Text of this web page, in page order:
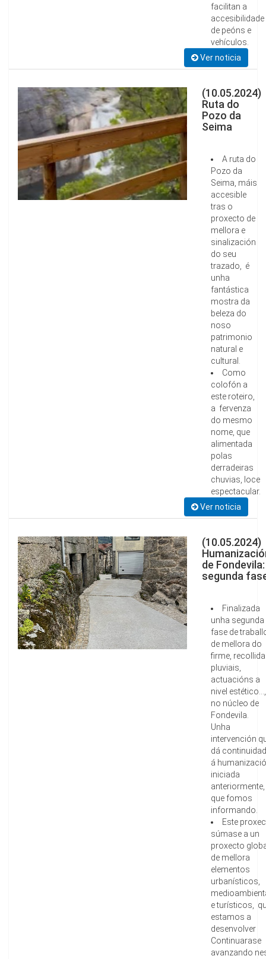
facilitan a
accesibilidade
de peóns e
vehículos.
Ver noticia
(10.05.2024)
Ruta do
Pozo da
Seima
A ruta do
Pozo da
Seima, máis
accesible
tras o
proxecto de
mellora e
sinalización
do seu
trazado, é
unha
fantástica
mostra da
beleza do
noso
patrimonio
natural e
cultural.
Como
colofón a
este roteiro,
a fervenza
do mesmo
nome, que
alimentada
polas
derradeiras
chuvias, loce
espectacular.
Ver noticia
(10.05.2024)
de Fondevila:
segunda
Finalizada
unha segunda
fase de
de mellora do
firme,
pluviais,
actuacións a
nivel estético...,
no núcleo de
Fondevila.
Unha
intervención
dá
á
iniciada
anteriormente,
que fomos
informando.
Este
súmase a un
proxecto
de mellora
elementos
urbanísticos,
e turísticos,
estamos a
desenvolver
Continuarase
avanzando